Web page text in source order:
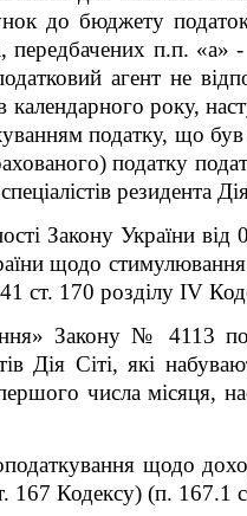
до бюджету
передбачених п.п.
агент не
року,
податку, що
податку
резидента
Закону України
щодо
1 ст. 170 розділу IV
Закону № 4113
Дія Сіті, які
числа місяця,
щодо
167 Кодексу) (п. 167.1